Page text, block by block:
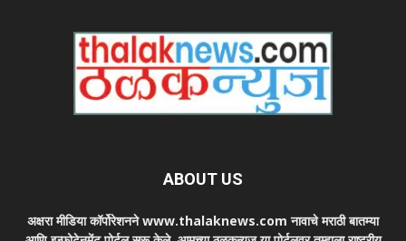
ABOUT US
अक्षरा मीडिया कॉर्पोरेशनने www.thalaknews.com नावाचे मराठी बातम्या